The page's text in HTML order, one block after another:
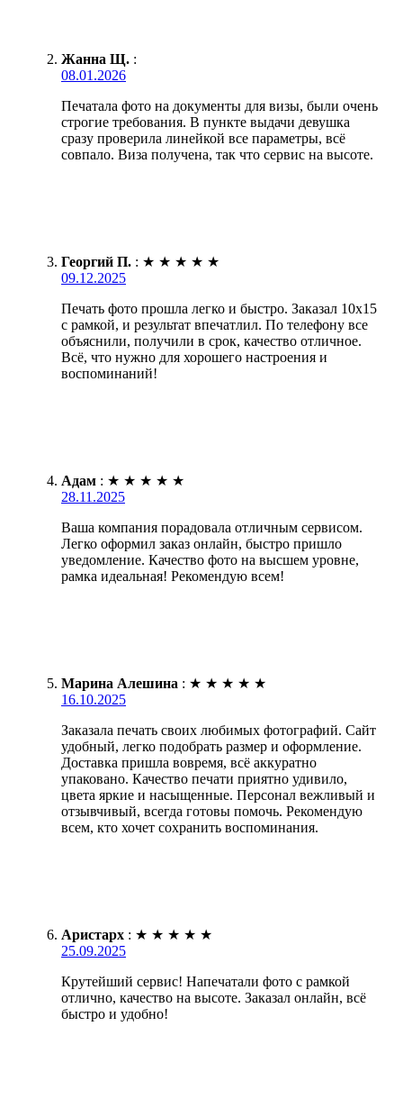
Жанна Щ. :
08.01.2026
Печатала фото на документы для визы, были очень
строгие требования. В пункте выдачи девушка
сразу проверила линейкой все параметры, всё
совпало. Виза получена, так что сервис на высоте.
Георгий П. : ★ ★ ★ ★ ★
09.12.2025
Печать фото прошла легко и быстро. Заказал 10х15
с рамкой, и результат впечатлил. По телефону все
объяснили, получили в срок, качество отличное.
Всё, что нужно для хорошего настроения и
воспоминаний!
Адам : ★ ★ ★ ★ ★
28.11.2025
Ваша компания порадовала отличным сервисом.
Легко оформил заказ онлайн, быстро пришло
уведомление. Качество фото на высшем уровне,
рамка идеальная! Рекомендую всем!
Марина Алешина : ★ ★ ★ ★ ★
16.10.2025
Заказала печать своих любимых фотографий. Сайт
удобный, легко подобрать размер и оформление.
Доставка пришла вовремя, всё аккуратно
упаковано. Качество печати приятно удивило,
цвета яркие и насыщенные. Персонал вежливый и
отзывчивый, всегда готовы помочь. Рекомендую
всем, кто хочет сохранить воспоминания.
Аристарх : ★ ★ ★ ★ ★
25.09.2025
Крутейший сервис! Напечатали фото с рамкой
отлично, качество на высоте. Заказал онлайн, всё
быстро и удобно!